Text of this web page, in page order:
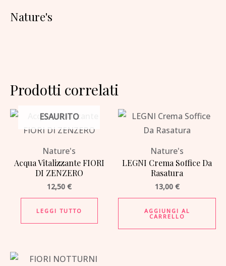
Nature's
Prodotti correlati
ESAURITO
Nature's
Acqua Vitalizzante FIORI
DI ZENZERO
12,50 €
LEGGI TUTTO
Nature's
LEGNI Crema Soffice Da
Rasatura
13,00 €
AGGIUNGI AL
CARRELLO